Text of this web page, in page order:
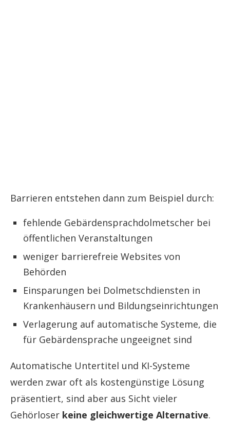
Barrieren entstehen dann zum Beispiel durch:
fehlende Gebärdensprachdolmetscher bei
öffentlichen Veranstaltungen
weniger barrierefreie Websites von
Behörden
Einsparungen bei Dolmetschdiensten in
Krankenhäusern und Bildungseinrichtungen
Verlagerung auf automatische Systeme, die
für Gebärdensprache ungeeignet sind
Automatische Untertitel und KI-Systeme
werden zwar oft als kostengünstige Lösung
präsentiert, sind aber aus Sicht vieler
Gehörloser keine gleichwertige Alternative.